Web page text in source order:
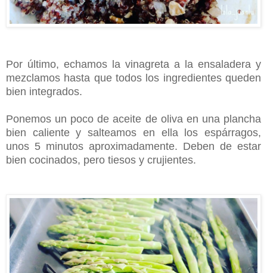
Por último, echamos la vinagreta a la ensaladera y
mezclamos hasta que todos los ingredientes queden
bien integrados.
Ponemos un poco de aceite de oliva en una plancha
bien caliente y salteamos en ella los espárragos,
unos 5 minutos aproximadamente. Deben de estar
bien cocinados, pero tiesos y crujientes.